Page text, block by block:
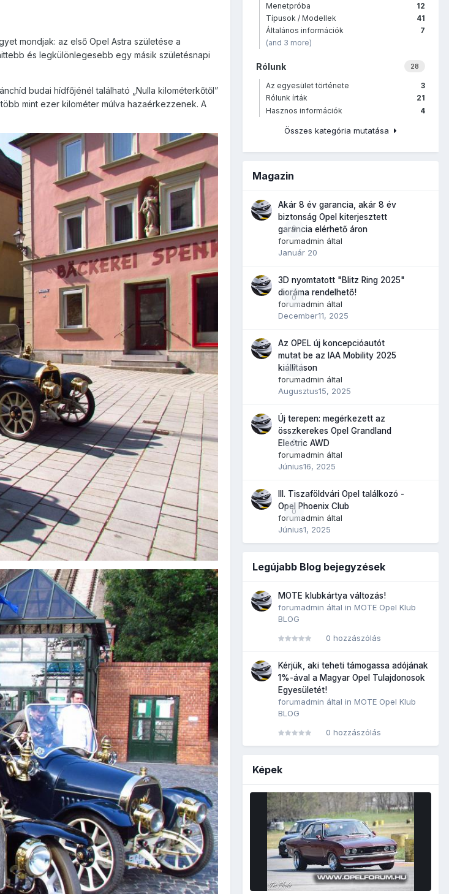
mondjak: az első Opel Astra születése a
és legkülönlegesebb egy másik születésnapi
budai hídfőjénél található „Nulla kilométerkőtől”
mint ezer kilométer múlva hazaérkezzenek. A
12
Menetpróba
41
Típusok / Modellek
7
Általános információk
(and 3 more)
28
Rólunk
3
Az egyesület története
21
Rólunk írták
4
Hasznos információk
Összes kategória mutatása
Magazin
0
Akár 8 év garancia, akár 8 év
biztonság Opel kiterjesztett
garancia elérhető áron
forumadmin által
Január 20
0
3D nyomtatott "Blitz Ring 2025"
dioráma rendelhető!
forumadmin által
December11, 2025
0
Az OPEL új koncepcióautót
mutat be az IAA Mobility 2025
kiállításon
forumadmin által
Augusztus15, 2025
0
Új terepen: megérkezett az
összkerekes Opel Grandland
Electric AWD
forumadmin által
Június16, 2025
0
III. Tiszaföldvári Opel találkozó -
Opel Phoenix Club
forumadmin által
Június1, 2025
Legújabb Blog bejegyzések
MOTE klubkártya változás!
forumadmin által in MOTE Opel Klub
BLOG
0 hozzászólás
Kérjük, aki teheti támogassa adójának
1%-ával a Magyar Opel Tulajdonosok
Egyesületét!
forumadmin által in MOTE Opel Klub
BLOG
0 hozzászólás
Képek